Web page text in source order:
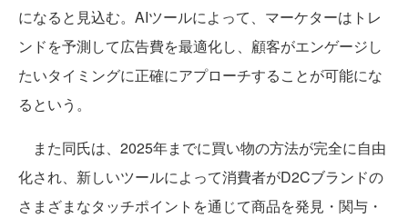
になると見込む。AIツールによって、マーケターはトレ
ンドを予測して広告費を最適化し、顧客がエンゲージし
たいタイミングに正確にアプローチすることが可能にな
るという。
また同氏は、2025年までに買い物の方法が完全に自由
化され、新しいツールによって消費者がD2Cブランドの
さまざまなタッチポイントを通じて商品を発見・関与・